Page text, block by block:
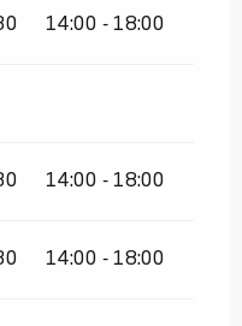
14:00 - 18:00
14:00 - 18:00
14:00 - 18:00